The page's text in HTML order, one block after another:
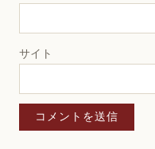
サイト